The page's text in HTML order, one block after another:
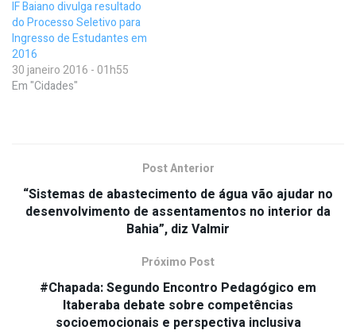
IF Baiano divulga resultado
do Processo Seletivo para
Ingresso de Estudantes em
2016
30 janeiro 2016 - 01h55
Em "Cidades"
Post Anterior
“Sistemas de abastecimento de água vão ajudar no
desenvolvimento de assentamentos no interior da
Bahia”, diz Valmir
Próximo Post
#Chapada: Segundo Encontro Pedagógico em
Itaberaba debate sobre competências
socioemocionais e perspectiva inclusiva